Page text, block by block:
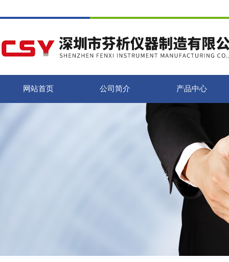
网站首页 公司简介 产品中心